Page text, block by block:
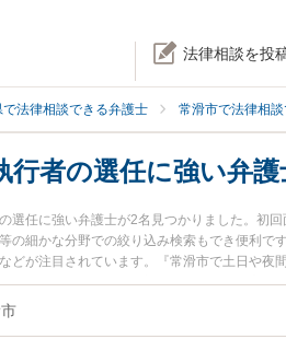
法律相談を投
で法律相談できる弁護士 常滑市で法律相
行者の選任に強い弁護
選任に強い弁護士が2名見つかりました。初
の細かな分野での絞り込み検索もでき便利
どが注目されています。『常滑市で土日や
護士を検索したい』『初回相談無料で遺言